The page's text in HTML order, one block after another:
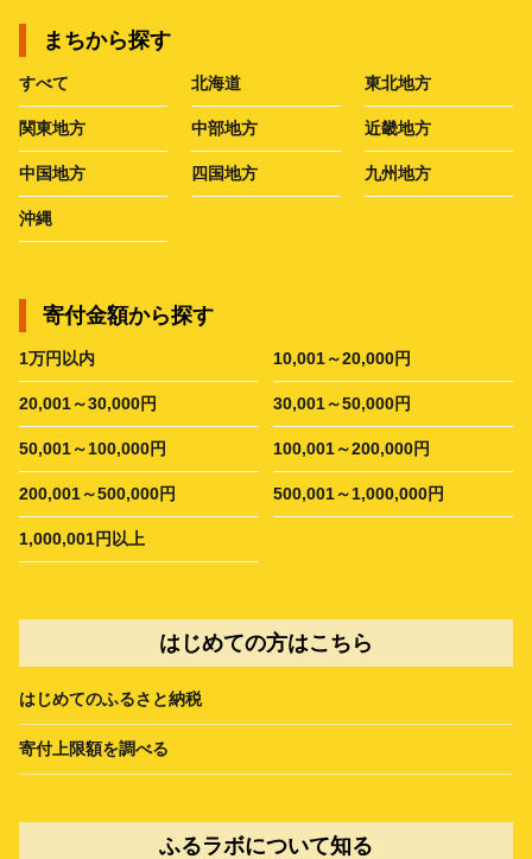
まちから探す
すべて 北海道 東北地方
関東地方 中部地方 近畿地方
中国地方 四国地方 九州地方
沖縄
寄付金額から探す
1万円以内 10,001～20,000円
20,001～30,000円 30,001～50,000円
50,001～100,000円 100,001～200,000円
200,001～500,000円 500,001～1,000,000円
1,000,001円以上
はじめての方はこちら
はじめてのふるさと納税
寄付上限額を調べる
ふるラボについて知る